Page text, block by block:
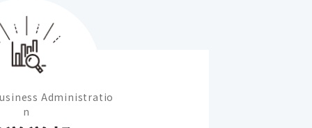
Administratio
n